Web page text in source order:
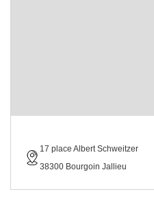
17 place Albert Schweitzer
38300 Bourgoin Jallieu